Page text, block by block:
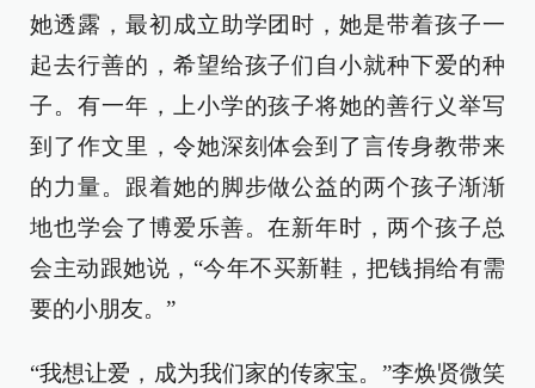
她透露，最初成立助学团时，她是带着孩子一
起去行善的，希望给孩子们自小就种下爱的种
子。有一年，上小学的孩子将她的善行义举写
到了作文里，令她深刻体会到了言传身教带来
的力量。跟着她的脚步做公益的两个孩子渐渐
地也学会了博爱乐善。在新年时，两个孩子总
会主动跟她说，“今年不买新鞋，把钱捐给有需
要的小朋友。”
“我想让爱，成为我们家的传家宝。”李焕贤微笑